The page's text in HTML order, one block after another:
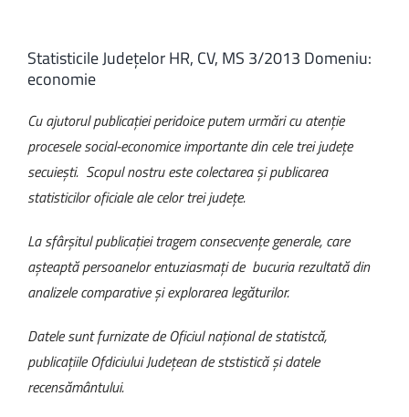
Statisticile Județelor HR, CV, MS 3/2013 Domeniu:
economie
Cu ajutorul publicaţiei peridoice putem urmări cu atenţie
procesele social-economice importante din cele trei judeţe
secuieşti. Scopul nostru este colectarea şi publicarea
statisticilor oficiale ale celor trei judeţe.
La sfârşitul publicaţiei tragem consecvenţe generale, care
aşteaptă persoanelor entuziasmaţi de bucuria rezultată din
analizele comparative şi explorarea legăturilor.
Datele sunt furnizate de Oficiul naţional de statistcă,
publicaţiile Ofdiciului Judeţean de ststistică şi datele
recensământului.